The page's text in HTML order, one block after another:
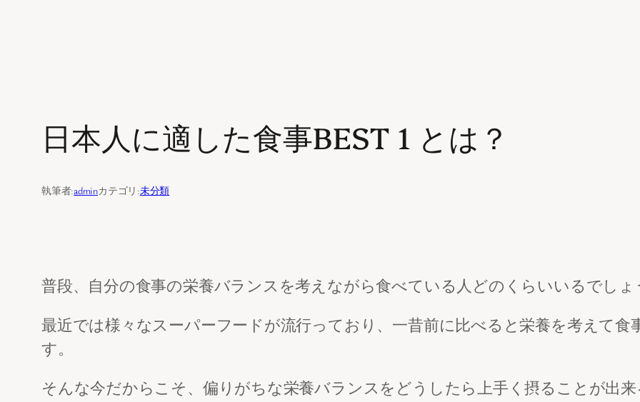
日本人に適した食事BEST 1 とは？
執筆者:adminカテゴリ:未分類
普段、自分の食事の栄養バランスを考えながら食べている人どのくらいいるでしょ
最近では様々なスーパーフードが流行っており、一昔前に比べると栄養を考えて
す。
そんな今だからこそ、偏りがちな栄養バランスをどうしたら上手く摂ることが出